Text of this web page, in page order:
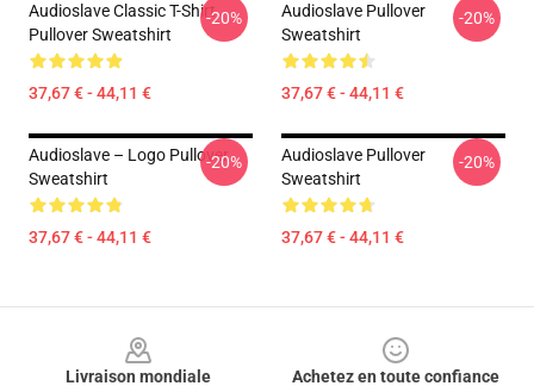
Audioslave Classic T-Shirt
Pullover Sweatshirt
37,67 € - 44,11 €
-20%
Audioslave Pullover
Sweatshirt
37,67 € - 44,11 €
-20%
Audioslave – Logo Pullover
Sweatshirt
37,67 € - 44,11 €
-20%
Audioslave Pullover
Sweatshirt
37,67 € - 44,11 €
-20%
Livraison mondiale
Achetez en toute confiance